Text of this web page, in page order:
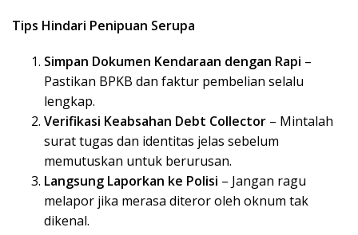
Tips Hindari Penipuan Serupa
Simpan Dokumen Kendaraan dengan Rapi –
Pastikan BPKB dan faktur pembelian selalu
lengkap.
Verifikasi Keabsahan Debt Collector – Mintalah
surat tugas dan identitas jelas sebelum
memutuskan untuk berurusan.
Langsung Laporkan ke Polisi – Jangan ragu
melapor jika merasa diteror oleh oknum tak
dikenal.